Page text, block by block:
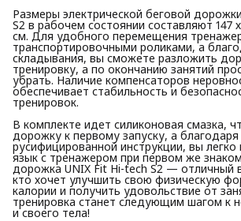
Размеры электрической беговой
S2 в рабочем состоянии составляют 147 х
см. Для удобного перемещения
транспортировочными роликами, а
складывания, вы сможете разложить
тренировку, а по окончанию занятий
убрать. Наличие компенсаторов
обеспечивает стабильность и
тренировок.
В комплекте идет силиконовая смазка,
дорожку к первому запуску, а благодаря
русифицированной инструкции, вы
язык с тренажером при первом же
дорожка UNIX Fit Hi-tech S2 — отличный
кто хочет улучшить свою физическую
калории и получить удовольствие от
тренировка станет следующим шагом к
и своего тела!